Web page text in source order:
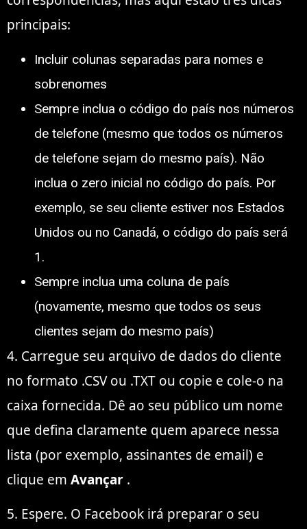
principais:
Incluir colunas separadas para nomes e
sobrenomes
Sempre inclua o código do país nos números
de telefone (mesmo que todos os números
de telefone sejam do mesmo país). Não
inclua o zero inicial no código do país. Por
exemplo, se seu cliente estiver nos Estados
Unidos ou no Canadá, o código do país será
1.
Sempre inclua uma coluna de país
(novamente, mesmo que todos os seus
clientes sejam do mesmo país)
4. Carregue seu arquivo de dados do cliente
no formato .CSV ou .TXT ou copie e cole-o na
caixa fornecida. Dê ao seu público um nome
que defina claramente quem aparece nessa
lista (por exemplo, assinantes de email) e
clique em Avançar .
5. Espere. O Facebook irá preparar o seu